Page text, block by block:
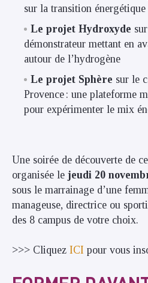
sur la transition énergétique
Le projet Hydroxyde
démonstrateur mettant en
autour de l’hydrogène
Le projet Sphère sur le
Provence : une plateforme
pour expérimenter le mix
Une soirée de découverte de
organisée le jeudi 20
sous le marrainage d’une
manageuse, directrice ou
des 8 campus de votre choix.
>>> Cliquez ICI pour vous